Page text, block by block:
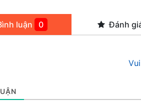
luận 0 Đánh